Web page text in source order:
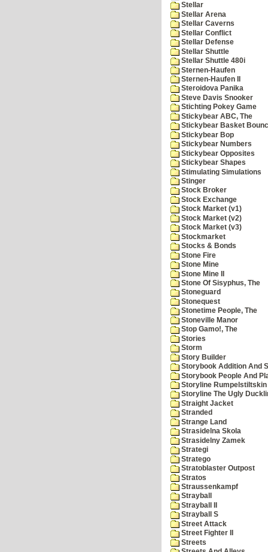
Stellar
Stellar Arena
Stellar Caverns
Stellar Conflict
Stellar Defense
Stellar Shuttle
Stellar Shuttle 480i
Sternen-Haufen
Sternen-Haufen II
Steroidova Panika
Steve Davis Snooker
Stichting Pokey Game
Stickybear ABC, The
Stickybear Basket
Stickybear Bop
Stickybear Numbers
Stickybear Opposites
Stickybear Shapes
Stimulating Simulations
Stinger
Stock Broker
Stock Exchange
Stock Market (v1)
Stock Market (v2)
Stock Market (v3)
Stockmarket
Stocks & Bonds
Stone Fire
Stone Mine
Stone Mine II
Stone Of Sisyphus, The
Stoneguard
Stonequest
Stonetime People, The
Stoneville Manor
Stop Gamo!, The
Stories
Storm
Story Builder
Storybook Addition And
Storybook People And
Storyline Rumpelstiltskin
Storyline The Ugly
Straight Jacket
Stranded
Strange Land
Strasidelna Skola
Strasidelny Zamek
Strategi
Stratego
Stratoblaster Outpost
Stratos
Straussenkampf
Strayball
Strayball II
Strayball S
Street Attack
Street Fighter II
Streets